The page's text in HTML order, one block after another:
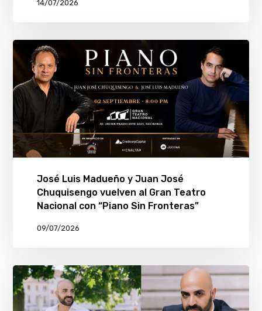
14/07/2026
José Luis Madueño y Juan José
Chuquisengo vuelven al Gran Teatro
Nacional con “Piano Sin Fronteras”
09/07/2026